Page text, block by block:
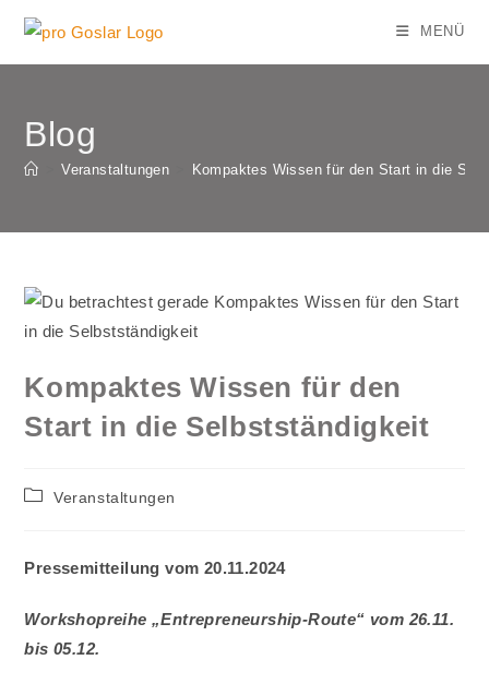
Inhalt
springen
MENÜ
Blog
Veranstaltungen Kompaktes Wissen für den Start in die
Kompaktes Wissen für den
Start in die Selbstständigkeit
Beitrags-
Veranstaltungen
Pressemitteilung vom 20.11.2024
Workshopreihe „Entrepreneurship-Route“ vom 26.11.
bis 05.12.